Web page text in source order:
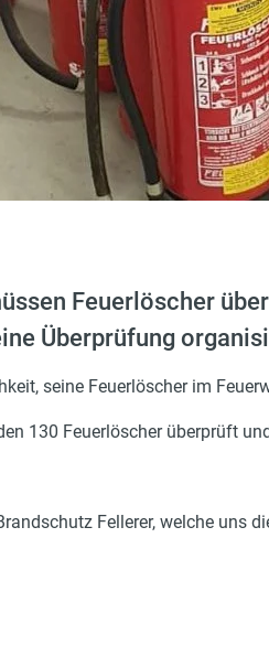
Feuerlöscher
Überprüfung
seine Feuerlöscher im
130 Feuerlöscher überprüft
Fellerer, welche uns